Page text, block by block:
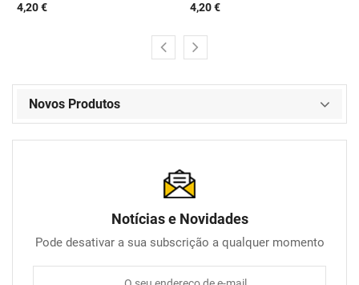
4,20 € 4,20 €
Novos Produtos
Notícias e Novidades
Pode desativar a sua subscrição a qualquer momento